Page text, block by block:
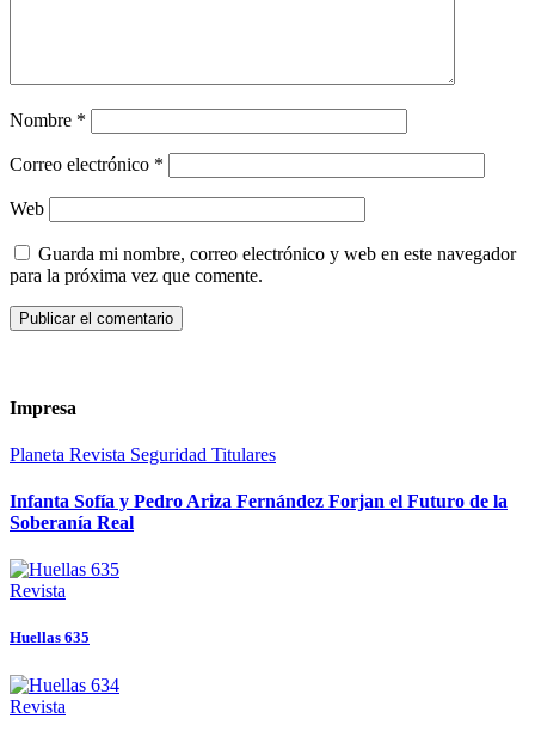
Nombre *
Correo electrónico *
Web
Guarda mi nombre, correo electrónico y web en este navegador
para la próxima vez que comente.
Impresa
Planeta Revista Seguridad Titulares
Infanta Sofía y Pedro Ariza Fernández Forjan el Futuro de la
Soberanía Real
Revista
Huellas 635
Revista